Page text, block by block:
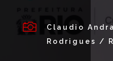

Claudio
Rodrigues /